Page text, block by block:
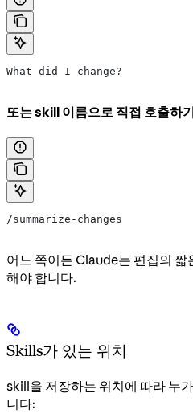
What did I change?
또는 skill 이름으로 직접 호출하
/summarize-changes
어느 쪽이든 Claude는 편집의
해야 합니다.
Skills가 있는 위치
skill을 저장하는 위치에 따라 누
니다: